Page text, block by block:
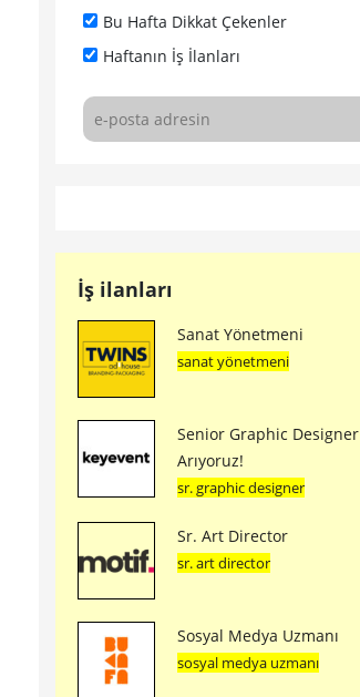
Bu Hafta Dikkat Çekenler
Haftanın İş İlanları
İş ilanları
Sanat Yönetmeni
sanat yönetmeni
Senior Graphic Designer
Arıyoruz!
sr. graphic designer
Sr. Art Director
sr. art director
Sosyal Medya Uzmanı
sosyal medya uzmanı